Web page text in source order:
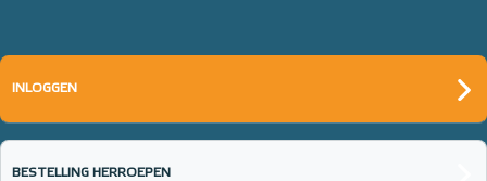
INLOGGEN
BESTELLING HERROEPEN